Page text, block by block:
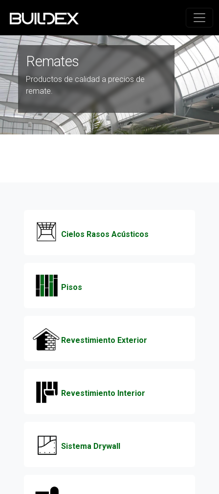
Remates
Productos de calidad a precios de
remate.
Cielos Rasos Acústicos
Pisos
Revestimiento Exterior
Revestimiento Interior
Sistema Drywall